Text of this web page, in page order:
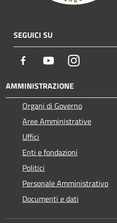
SEGUICI SU
Facebook YoutubeInstagram
AMMINISTRAZIONE
Organi di Governo
Aree Amministrative
Uffici
Enti e fondazioni
Politici
Personale Amministrativo
Documenti e dati